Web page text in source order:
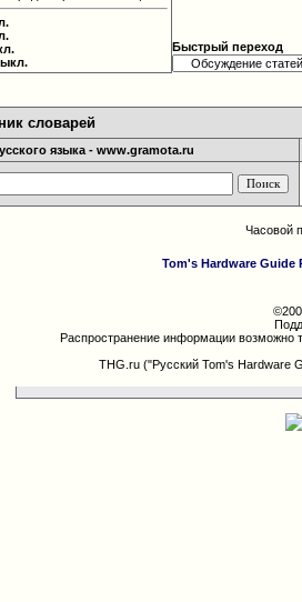
Быстрый переход
словарей
языка - www.gramota.ru
Часовой
Tom's Hardware Guide
Распространение информации возможно
THG.ru ("Русский Tom's Hardware